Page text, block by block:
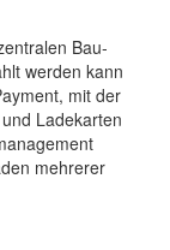
Bau­
werden kann
mit der
Lade­karten
mehrerer